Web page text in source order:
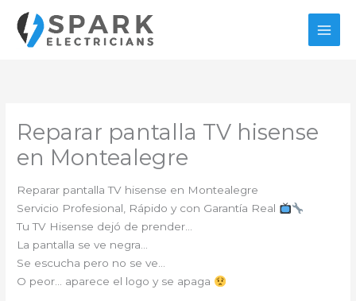
contenido
Reparar pantalla TV hisense
en Montealegre
Reparar pantalla TV hisense en Montealegre
Servicio Profesional, Rápido y con Garantía Real
Tu TV Hisense dejó de prender…
La pantalla se ve negra…
Se escucha pero no se ve…
O peor… aparece el logo y se apaga